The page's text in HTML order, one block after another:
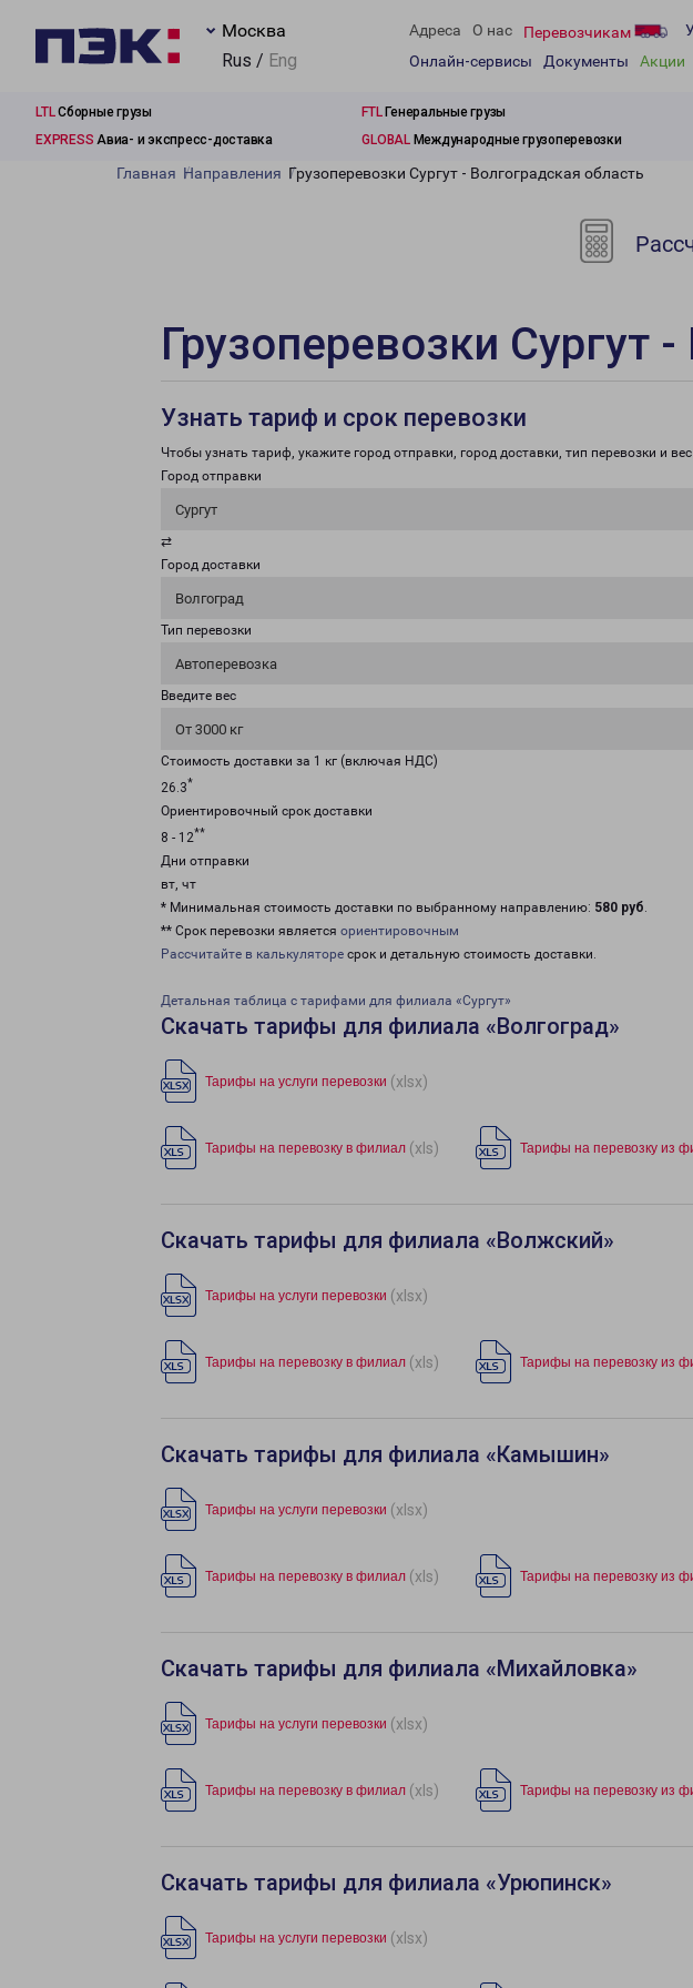
Москва
Rus / Eng
Адреса О нас Перевозчикам
Онлайн-сервисы
Документы Акции
LTLСборные грузы FTLГенеральные грузы
EXPRESS Авиа- и экспресс-доставка GLOBALМеждународные грузоперевозки
Главная Направления Грузоперевозки Сургут - Волгоградская область
Грузоперевозки Сургут
Узнать тариф и срок перевозки
Чтобы узнать тариф, укажите город отправки, город доставки, тип перевозки и вес
Город отправки
Сургут
⇄
Город доставки
Волгоград
Тип перевозки
Автоперевозка
Введите вес
От 3000 кг
Стоимость доставки за 1 кг (включая НДС)
26.3*
Ориентировочный срок доставки
8 - 12**
Дни отправки
вт, чт
* Минимальная стоимость доставки по выбранному направлению: 580 руб.
** Срок перевозки является ориентировочным
Рассчитайте в калькуляторе срок и детальную стоимость доставки.
Детальная таблица с тарифами для филиала «Сургут»
Скачать тарифы для филиала «Волгоград»
Тарифы на услуги перевозки (xlsx)
Тарифы на перевозку в филиал (xls) Тарифы на перевозку из
Скачать тарифы для филиала «Волжский»
Тарифы на услуги перевозки (xlsx)
Тарифы на перевозку в филиал (xls) Тарифы на перевозку из
Скачать тарифы для филиала «Камышин»
Тарифы на услуги перевозки (xlsx)
Тарифы на перевозку в филиал (xls) Тарифы на перевозку из
Скачать тарифы для филиала «Михайловка»
Тарифы на услуги перевозки (xlsx)
Тарифы на перевозку в филиал (xls) Тарифы на перевозку из
Скачать тарифы для филиала «Урюпинск»
Тарифы на услуги перевозки (xlsx)